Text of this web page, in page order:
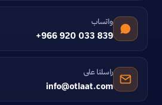
واتساب
+966 920 033 839
راسلنا على
info@otlaat.com